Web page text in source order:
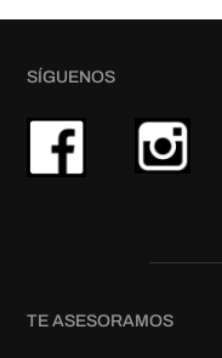
SÍGUENOS
TE ASESORAMOS